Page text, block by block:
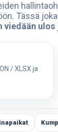
Tässä
viedään ulos
/ XLSX ja